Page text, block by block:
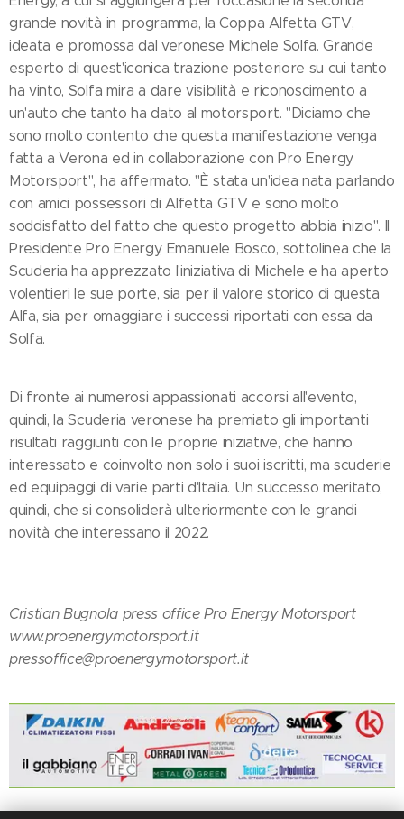
grande novità in programma, la Coppa Alfetta GTV,
ideata e promossa dal veronese Michele Solfa. Grande
esperto di quest'iconica trazione posteriore su cui tanto
ha vinto, Solfa mira a dare visibilità e riconoscimento a
un'auto che tanto ha dato al motorsport. "Diciamo che
sono molto contento che questa manifestazione venga
fatta a Verona ed in collaborazione con Pro Energy
Motorsport", ha affermato. "È stata un'idea nata parlando
con amici possessori di Alfetta GTV e sono molto
soddisfatto del fatto che questo progetto abbia inizio". Il
Presidente Pro Energy, Emanuele Bosco, sottolinea che la
Scuderia ha apprezzato l'iniziativa di Michele e ha aperto
volentieri le sue porte, sia per il valore storico di questa
Alfa, sia per omaggiare i successi riportati con essa da
Solfa.
Di fronte ai numerosi appassionati accorsi all'evento,
quindi, la Scuderia veronese ha premiato gli importanti
risultati raggiunti con le proprie iniziative, che hanno
interessato e coinvolto non solo i suoi iscritti, ma scuderie
ed equipaggi di varie parti d'Italia. Un successo meritato,
quindi, che si consoliderà ulteriormente con le grandi
novità che interessano il 2022.
Cristian Bugnola press office Pro Energy Motorsport
www.proenergymotorsport.it
pressoffice@proenergymotorsport.it